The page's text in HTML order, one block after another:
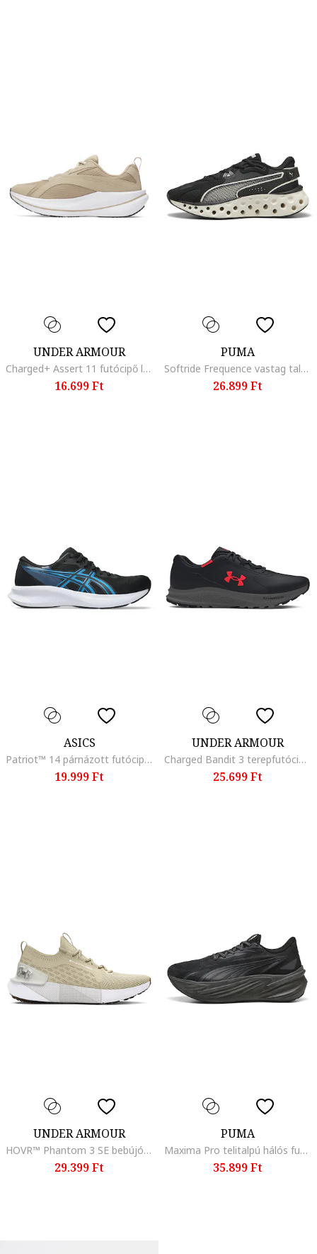
UNDER ARMOUR
Charged+ Assert 11 futócipő logóval, Fekete/Világosbézs
16.699 Ft
PUMA
Softride Frequence vastag talpú futócipő, Fekete/Krémszín
26.899 Ft
ASICS
Patriot™ 14 párnázott futócipő, Fekete/Királykék
19.999 Ft
UNDER ARMOUR
Charged Bandit 3 terepfutócipő, Fekete/Korallszín
25.699 Ft
UNDER ARMOUR
HOVR™ Phantom 3 SE bebújós futócipő, Tevebarna
29.399 Ft
PUMA
Maxima Pro telitalpú hálós futócipő szintetikus szegélyekkel, Fekete
35.899 Ft